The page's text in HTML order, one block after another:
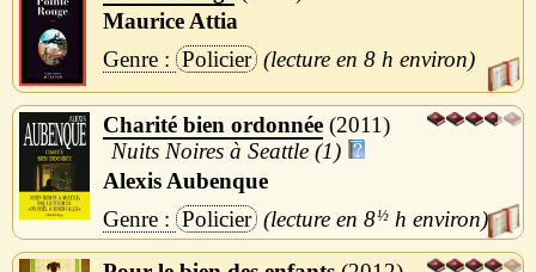
Maurice Attia
Policier
8 h
Charité bien ordonnée 2011
Nuits Noires à Seattle (1)
Alexis Aubenque
Policier
8½ h